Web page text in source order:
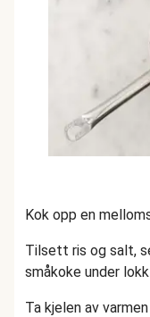
Kok opp en
Tilsett ris og salt,
småkoke under
Ta kjelen av